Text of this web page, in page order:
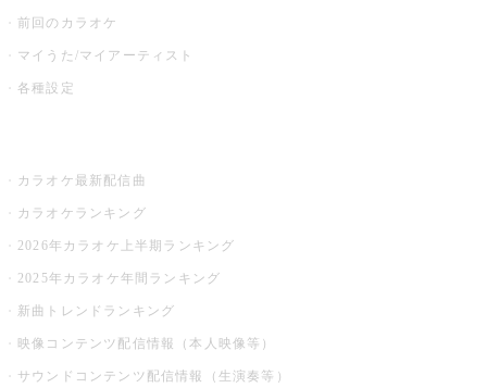
前回のカラオケ
マイうた/マイアーティスト
各種設定
カラオケ最新配信曲
カラオケランキング
2026年カラオケ上半期ランキング
2025年カラオケ年間ランキング
新曲トレンドランキング
映像コンテンツ配信情報（本人映像等）
サウンドコンテンツ配信情報（生演奏等）